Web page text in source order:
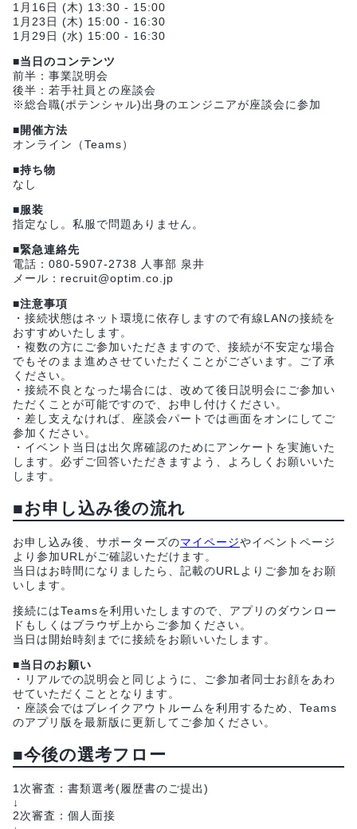
1月16日 (木) 13:30 - 15:00
1月23日 (木) 15:00 - 16:30
1月29日 (水) 15:00 - 16:30
■当日のコンテンツ
前半：事業説明会
後半：若手社員との座談会
※総合職(ポテンシャル)出身のエンジニアが座談会に参加
■開催方法
オンライン（Teams）
■持ち物
なし
■服装
指定なし。私服で問題ありません。
■緊急連絡先
電話：080-5907-2738 人事部 泉井
メール：recruit@optim.co.jp
■注意事項
・接続状態はネット環境に依存しますので有線LANの接続を
おすすめいたします。
・複数の方にご参加いただきますので、接続が不安定な場合
でもそのまま進めさせていただくことがございます。ご了承
ください。
・接続不良となった場合には、改めて後日説明会にご参加い
ただくことが可能ですので、お申し付けください。
・差し支えなければ、座談会パートでは画面をオンにしてご
参加ください。
・イベント当日は出欠席確認のためにアンケートを実施いた
します。必ずご回答いただきますよう、よろしくお願いいた
します。
■お申し込み後の流れ
お申し込み後、サポーターズのマイページやイベントページ
より参加URLがご確認いただけます。
当日はお時間になりましたら、記載のURLよりご参加をお願
いします。
接続にはTeamsを利用いたしますので、アプリのダウンロー
ドもしくはブラウザ上からご参加ください。
当日は開始時刻までに接続をお願いいたします。
■当日のお願い
・リアルでの説明会と同じように、ご参加者同士お顔をあわ
せていただくこととなります。
・座談会ではブレイクアウトルームを利用するため、Teams
のアプリ版を最新版に更新してご参加ください。
■今後の選考フロー
1次審査：書類選考(履歴書のご提出)
↓
2次審査：個人面接